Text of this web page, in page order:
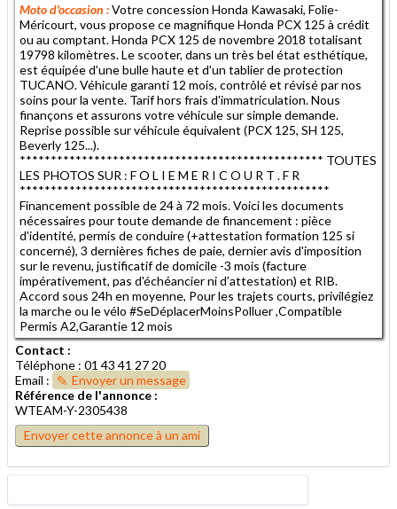
Moto d'occasion :Votre concession Honda Kawasaki, Folie-
Méricourt, vous propose ce magnifique Honda PCX 125 à crédit
ou au comptant. Honda PCX 125 de novembre 2018 totalisant
19798 kilomètres. Le scooter, dans un très bel état esthétique,
est équipée d'une bulle haute et d'un tablier de protection
TUCANO. Véhicule garanti 12 mois, contrôlé et révisé par nos
soins pour la vente. Tarif hors frais d'immatriculation. Nous
finançons et assurons votre véhicule sur simple demande.
Reprise possible sur véhicule équivalent (PCX 125, SH 125,
Beverly 125...).
************************************************* TOUTES
LES PHOTOS SUR : F O L I E M E R I C O U R T . F R
**************************************************
Financement possible de 24 à 72 mois. Voici les documents
nécessaires pour toute demande de financement : pièce
d'identité, permis de conduire (+attestation formation 125 si
concerné), 3 dernières fiches de paie, dernier avis d'imposition
sur le revenu, justificatif de domicile -3 mois (facture
impérativement, pas d'échéancier ni d'attestation) et RIB.
Accord sous 24h en moyenne, Pour les trajets courts, privilégiez
la marche ou le vélo #SeDéplacerMoinsPolluer ,Compatible
Permis A2,Garantie 12 mois
Contact :
Téléphone : 01 43 41 27 20
Email :
Envoyer un message
Référence de l'annonce :
WTEAM-Y-2305438
Envoyer cette annonce à un ami